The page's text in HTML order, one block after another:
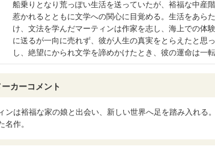
船乗りとなり荒っぽい生活を送っていたが、裕福な中産
惹かれるとともに文学への関心に目覚める。生活をあら
け、文法を学んだマーティンは作家を志し、海上での体
に送るが一向に売れず、彼が人生の真実をとらえたと思
し、絶望にかられ文学を諦めかけたとき、彼の運命は一
カーコメント
ンは裕福な家の娘と出会い、新しい世界へ足を踏み入れる
名作。